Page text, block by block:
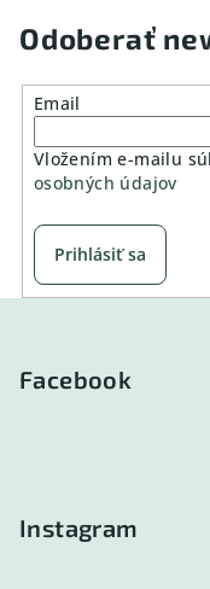
Odoberať
Email
Vložením e-mailu
osobných údajov
Prihlásiť sa
Facebook
Instagram